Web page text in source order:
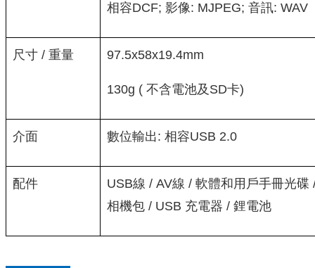
相容DCF; 影像: MJPEG; 音訊: WAV
尺寸 / 重量 97.5x58x19.4mm
130g ( 不含電池及SD卡)
介面 數位輸出: 相容USB 2.0
配件
USB線 / AV線 / 軟體和用戶手冊光碟
相機包 / USB 充電器 / 鋰電池